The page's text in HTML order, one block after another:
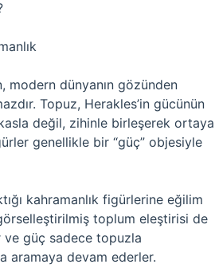
modern dünyanın gözünden
Topuz, Herakles’in gücünün
değil, zihinle birleşerek ortaya
genellikle bir “güç” objesiyle
kahramanlık figürlerine eğilim
toplum eleştirisi de
ve güç sadece topuzla
aramaya devam ederler.